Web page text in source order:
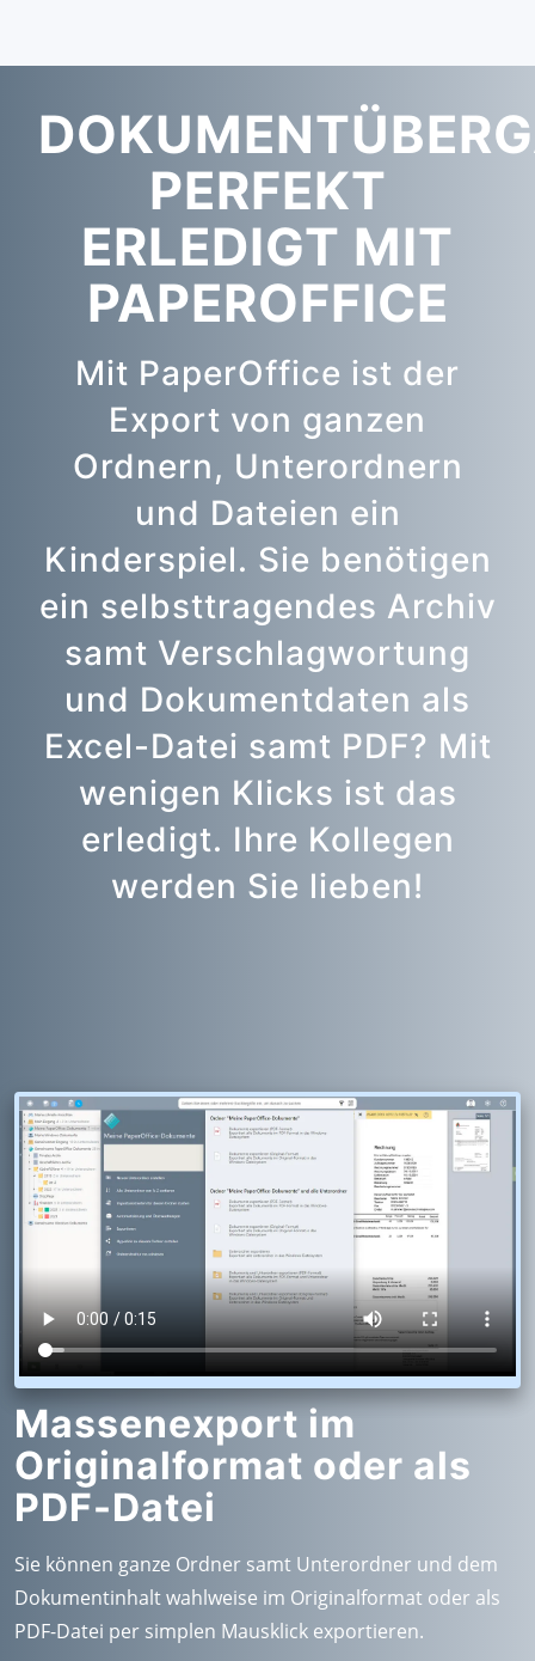
PERFEKT
ERLEDIGT MIT
PAPEROFFICE
Mit PaperOffice ist der
Export von ganzen
Ordnern, Unterordnern
und Dateien ein
Kinderspiel. Sie benötigen
ein selbsttragendes Archiv
samt Verschlagwortung
und Dokumentdaten als
Excel-Datei samt PDF? Mit
wenigen Klicks ist das
erledigt. Ihre Kollegen
werden Sie lieben!
Massenexport im
Originalformat oder als
PDF-Datei
Sie können ganze Ordner samt Unterordner und dem
Dokumentinhalt wahlweise im Originalformat oder als
PDF-Datei per simplen Mausklick exportieren.